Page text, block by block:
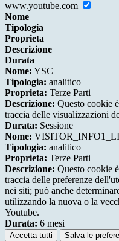
www.youtube.com
Nome
Tipologia
Proprieta
Descrizione
Durata
Nome: YSC
Tipologia: analitico
Proprieta: Terze Parti
Descrizione: Questo cookie
traccia delle visualizzazioni
Durata: Sessione
Nome:
Tipologia: analitico
Proprieta: Terze Parti
Descrizione: Questo cookie
traccia delle preferenze
nei siti; può anche
utilizzando la nuova o la
Youtube.
Durata: 6 mesi
Accetta tutti Salva le